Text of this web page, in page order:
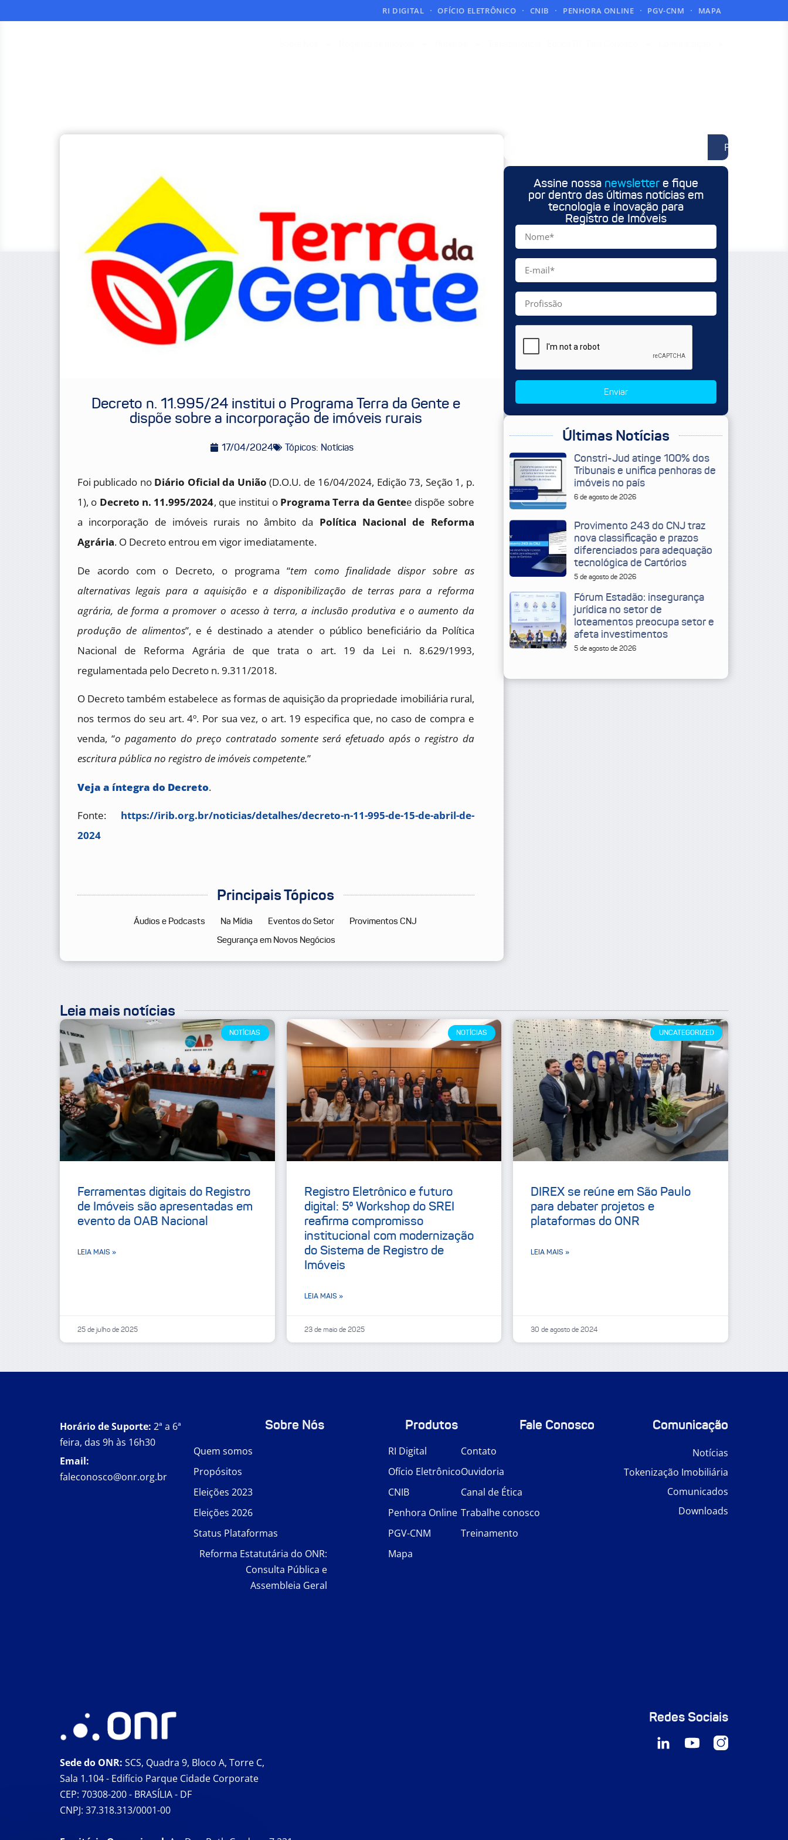
RI DIGITAL OFÍCIO ELETRÔNICO CNIB PENHORA ONLINE PGV-CNM MAPA
Decreto n. 11.995/24 institui o Programa Terra da Gente e
dispõe sobre a incorporação de imóveis rurais
17/04/2024 Tópicos: Notícias
Foi publicado no Diário Oficial da União (D.O.U. de 16/04/2024, Edição 73, Seção 1, p.
1), o Decreto n. 11.995/2024, que institui o Programa Terra da Gentee dispõe sobre
a incorporação de imóveis rurais no âmbito da Política Nacional de Reforma
Agrária. O Decreto entrou em vigor imediatamente.
De acordo com o Decreto, o programa “tem como finalidade dispor sobre as
alternativas legais para a aquisição e a disponibilização de terras para a reforma
agrária, de forma a promover o acesso à terra, a inclusão produtiva e o aumento da
produção de alimentos”, e é destinado a atender o público beneficiário da Política
Nacional de Reforma Agrária de que trata o art. 19 da Lei n. 8.629/1993,
regulamentada pelo Decreto n. 9.311/2018.
O Decreto também estabelece as formas de aquisição da propriedade imobiliária rural,
nos termos do seu art. 4º. Por sua vez, o art. 19 especifica que, no caso de compra e
venda, “o pagamento do preço contratado somente será efetuado após o registro da
escritura pública no registro de imóveis competente.”
Veja a íntegra do Decreto.
Fonte: https://irib.org.br/noticias/detalhes/decreto-n-11-995-de-15-de-abril-de-
2024
Principais Tópicos
Áudios e Podcasts Na Mídia Eventos do Setor
Provimentos CNJ
Segurança em Novos Negócios
Pesquisar
Assine nossa newslettere fique
por dentro das últimas notícias em
tecnologia e inovação para
Registro de Imóveis
Enviar
Últimas Notícias
Constri-Jud atinge 100% dos
Tribunais e unifica penhoras de
imóveis no país
6 de agosto de 2026
Provimento 243 do CNJ traz
nova classificação e prazos
diferenciados para adequação
tecnológica de Cartórios
5 de agosto de 2026
Fórum Estadão: insegurança
jurídica no setor de
loteamentos preocupa setor e
afeta investimentos
5 de agosto de 2026
Leia mais notícias
NOTÍCIAS
Ferramentas digitais do Registro
de Imóveis são apresentadas em
evento da OAB Nacional
LEIA MAIS »
25 de julho de 2025
NOTÍCIAS
Registro Eletrônico e futuro
digital: 5º Workshop do SREI
reafirma compromisso
institucional com modernização
do Sistema de Registro de
Imóveis
LEIA MAIS »
23 de maio de 2025
UNCATEGORIZED
DIREX se reúne em São Paulo
para debater projetos e
plataformas do ONR
LEIA MAIS »
30 de agosto de 2024
Horário de Suporte: 2ª a 6ª
feira, das 9h às 16h30
Email:
faleconosco@onr.org.br
Sobre Nós
Quem somos
Propósitos
Eleições 2023
Eleições 2026
Status Plataformas
Reforma Estatutária do ONR:
Consulta Pública e
Assembleia Geral
Produtos
RI Digital
Ofício Eletrônico
CNIB
Penhora Online
PGV-CNM
Mapa
Fale Conosco
Contato
Ouvidoria
Canal de Ética
Trabalhe conosco
Treinamento
Comunicação
Notícias
Tokenização Imobiliária
Comunicados
Downloads
Sede do ONR: SCS, Quadra 9, Bloco A, Torre C,
Sala 1.104 - Edifício Parque Cidade Corporate
CEP: 70308-200 - BRASÍLIA - DF
CNPJ: 37.318.313/0001-00
Redes Sociais